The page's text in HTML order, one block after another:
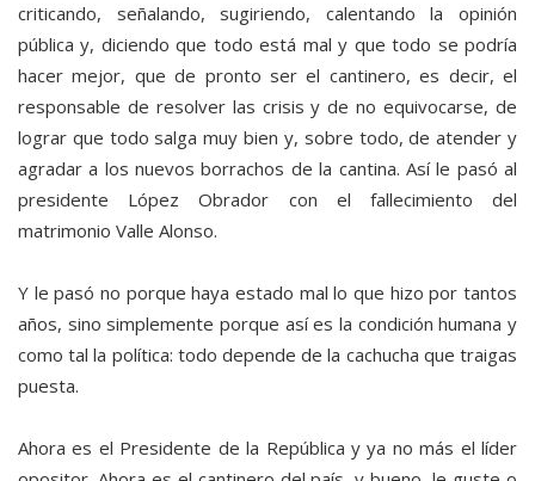
criticando, señalando, sugiriendo, calentando la opinión
pública y, diciendo que todo está mal y que todo se podría
hacer mejor, que de pronto ser el cantinero, es decir, el
responsable de resolver las crisis y de no equivocarse, de
lograr que todo salga muy bien y, sobre todo, de atender y
agradar a los nuevos borrachos de la cantina. Así le pasó al
presidente López Obrador con el fallecimiento del
matrimonio Valle Alonso.
Y le pasó no porque haya estado mal lo que hizo por tantos
años, sino simplemente porque así es la condición humana y
como tal la política: todo depende de la cachucha que traigas
puesta.
Ahora es el Presidente de la República y ya no más el líder